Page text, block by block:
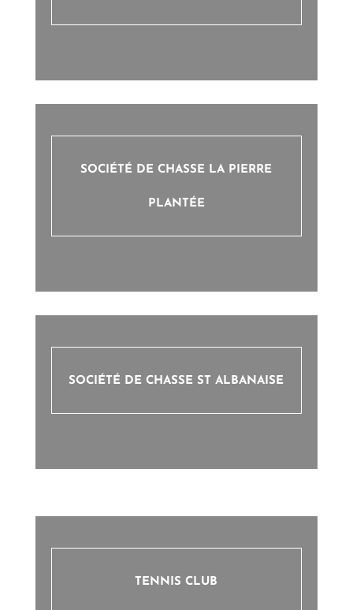
SOCIÉTÉ DE CHASSE LA PIERRE
PLANTÉE
SOCIÉTÉ DE CHASSE ST ALBANAISE
TENNIS CLUB